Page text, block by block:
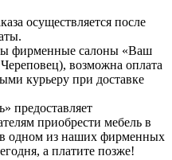
осуществляется после
фирменные салоны «Ваш
возможна оплата
курьеру при доставке
предоставляет
приобрести мебель в
в одном из наших фирменных
а платите позже!